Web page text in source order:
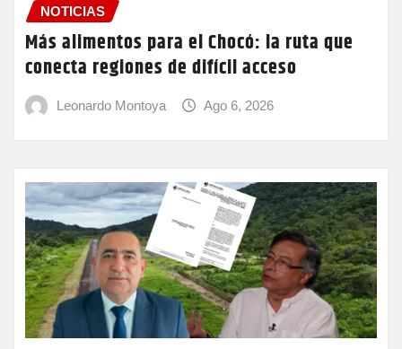
NOTICIAS
Más alimentos para el Chocó: la ruta que
conecta regiones de difícil acceso
Leonardo Montoya Ago 6, 2026